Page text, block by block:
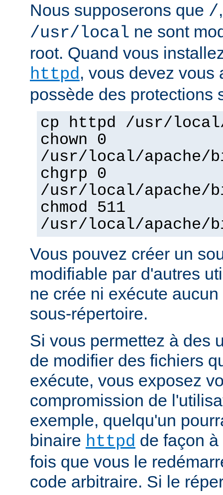
Nous supposerons que /
/usr/local ne sont
root. Quand vous
httpd, vous devez vous
possède des protections
cp httpd /usr/
chown 0
/usr/local/apache/
chgrp 0
/usr/local/apache/
chmod 511
/usr/local/apache/
Vous pouvez créer un
modifiable par d'autres
ne crée ni exécute
sous-répertoire.
Si vous permettez à des
de modifier des fichiers
exécute, vous exposez
compromission de
exemple, quelqu'un
binaire httpd de façon
fois que vous le
code arbitraire. Si le